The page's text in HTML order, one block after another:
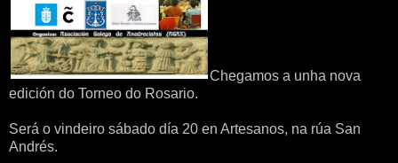
Chegamos a unha nova
edición do Torneo do Rosario.
Será o vindeiro sábado día 20 en Artesanos, na rúa San
Andrés.